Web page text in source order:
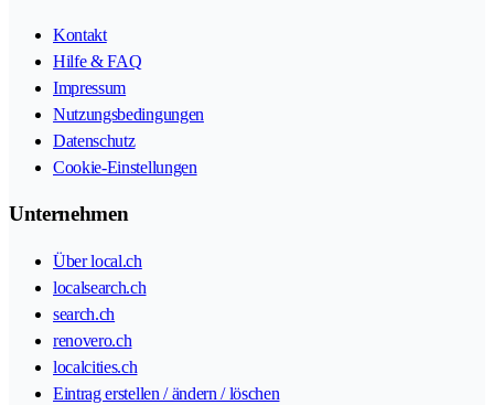
Kontakt
Hilfe & FAQ
Impressum
Nutzungsbedingungen
Datenschutz
Cookie-Einstellungen
Unternehmen
Über local.ch
localsearch.ch
search.ch
renovero.ch
localcities.ch
Eintrag erstellen / ändern / löschen